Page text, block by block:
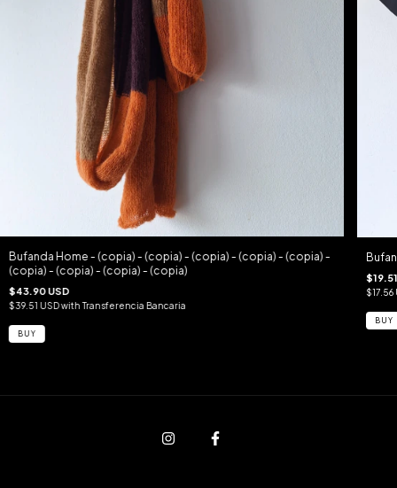
Bufanda Home - (copia) - (copia) - (copia) - (copia) - (copia) -
(copia) - (copia) - (copia) - (copia)
$43.90 USD
$39.51 USDwith Transferencia Bancaria
$17.56